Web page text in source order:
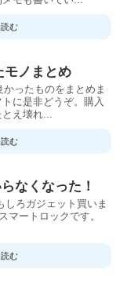
む
モノまとめ
ったものをまとめま
に是非どうぞ。購入
え壊れ...
む
なくなった！
ろガジェット買いま
マートロックです。
む